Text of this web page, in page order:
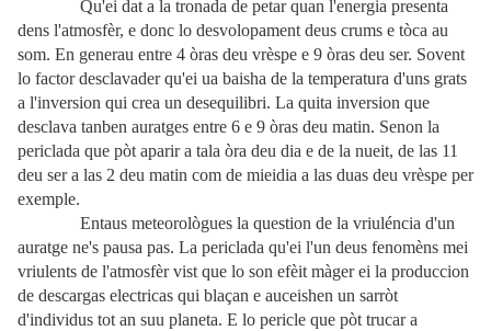
Qu'ei dat a la tronada de petar quan l'energia presenta
dens l'atmosfèr, e donc lo desvolopament deus crums e tòca au
som. En generau entre 4 òras deu vrèspe e 9 òras deu ser. Sovent
lo factor desclavader qu'ei ua baisha de la temperatura d'uns grats
a l'inversion qui crea un desequilibri. La quita inversion que
desclava tanben auratges entre 6 e 9 òras deu matin. Senon la
periclada que pòt aparir a tala òra deu dia e de la nueit, de las 11
deu ser a las 2 deu matin com de mieidia a las duas deu vrèspe per
exemple.
Entaus meteorològues la question de la vriuléncia d'un
auratge ne's pausa pas. La periclada qu'ei l'un deus fenomèns mei
vriulents de l'atmosfèr vist que lo son efèit màger ei la produccion
de descargas electricas qui blaçan e auceishen un sarròt
d'individus tot an suu planeta. E lo pericle que pòt trucar a